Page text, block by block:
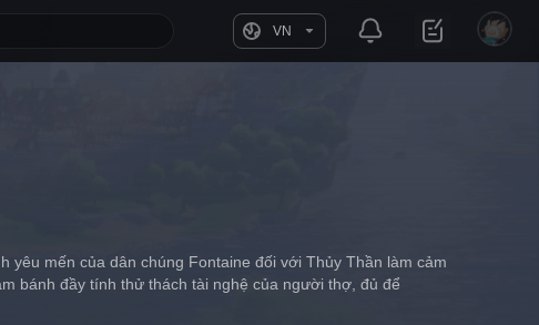
VN
yêu mến của dân chúng Fontaine đối với Thủy Thần làm cảm
bánh đầy tính thử thách tài nghệ của người thợ, đủ để